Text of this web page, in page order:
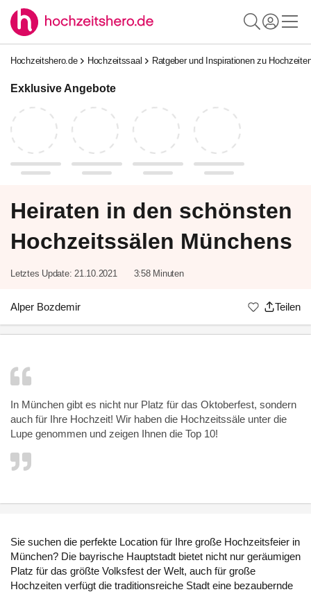
Hochzeitshero.de Hochzeitssaal Ratgeber und Inspirationen zu
Exklusive Angebote
Heiraten in den schönsten
Hochzeitssälen Münchens
Letztes Update: 21.10.2021 3:58 Minuten
Alper Bozdemir Teilen
In München gibt es nicht nur Platz für das Oktoberfest, sondern
auch für Ihre Hochzeit! Wir haben die Hochzeitssäle unter die
Lupe genommen und zeigen Ihnen die Top 10!
Sie suchen die perfekte Location für Ihre große Hochzeitsfeier in
München? Die bayrische Hauptstadt bietet nicht nur geräumigen
Platz für das größte Volksfest der Welt, auch für große
Hochzeiten verfügt die traditionsreiche Stadt eine bezaubernde